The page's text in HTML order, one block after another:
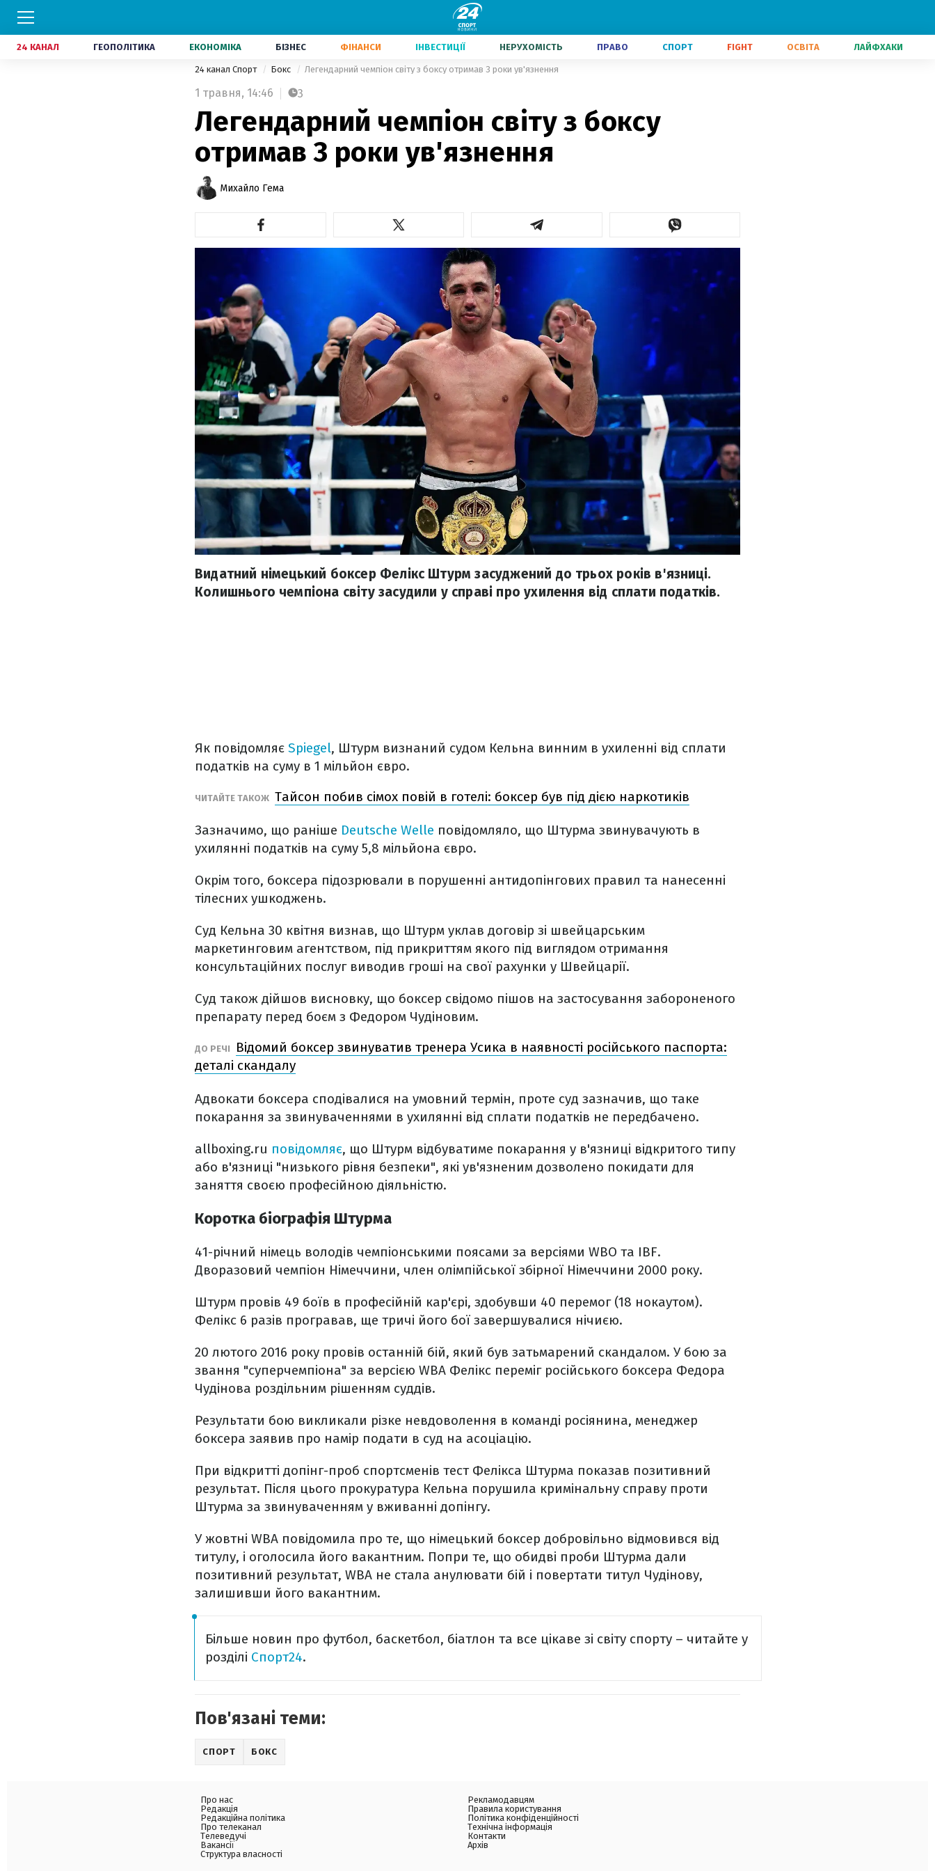
24 КАНАЛ ГЕОПОЛІТИКА ЕКОНОМІКА БІЗНЕС ФІНАНСИ ІНВЕСТИЦІЇ НЕРУХОМІСТЬ ПРАВО СПОРТ FIGHT ОСВІТА ЛАЙФХАКИ
24 канал Спорт Бокс Легендарний чемпіон світу з боксу отримав 3 роки ув'язнення
1 травня, 14:46 3
Легендарний чемпіон світу з боксу
отримав 3 роки ув'язнення
Михайло Гема
Видатний німецький боксер Фелікс Штурм засуджений до трьох років в'язниці.
Колишнього чемпіона світу засудили у справі про ухилення від сплати податків.
Як повідомляє Spiegel, Штурм визнаний судом Кельна винним в ухиленні від сплати
податків на суму в 1 мільйон євро.
ЧИТАЙТЕ ТАКОЖ Тайсон побив сімох повій в готелі: боксер був під дією наркотиків
Зазначимо, що раніше Deutsche Welle повідомляло, що Штурма звинувачують в
ухилянні податків на суму 5,8 мільйона євро.
Окрім того, боксера підозрювали в порушенні антидопінгових правил та нанесенні
тілесних ушкоджень.
Суд Кельна 30 квітня визнав, що Штурм уклав договір зі швейцарським
маркетинговим агентством, під прикриттям якого під виглядом отримання
консультаційних послуг виводив гроші на свої рахунки у Швейцарії.
Суд також дійшов висновку, що боксер свідомо пішов на застосування забороненого
препарату перед боєм з Федором Чудіновим.
ДО РЕЧІ
Відомий боксер звинуватив тренера Усика в наявності російського паспорта:
деталі скандалу
Адвокати боксера сподівалися на умовний термін, проте суд зазначив, що таке
покарання за звинуваченнями в ухилянні від сплати податків не передбачено.
allboxing.ru повідомляє, що Штурм відбуватиме покарання у в'язниці відкритого типу
або в'язниці "низького рівня безпеки", які ув'язненим дозволено покидати ​​для
заняття своєю професійною діяльністю.
Коротка біографія Штурма
41-річний німець володів чемпіонськими поясами за версіями WBO та IBF.
Дворазовий чемпіон Німеччини, член олімпійської збірної Німеччини 2000 року.
Штурм провів 49 боїв в професійній кар'єрі, здобувши 40 перемог (18 нокаутом).
Фелікс 6 разів програвав, ще тричі його бої завершувалися нічиєю.
20 лютого 2016 року провів останній бій, який був затьмарений скандалом. У бою за
звання "суперчемпіона" за версією WBA Фелікс переміг російського боксера Федора
Чудінова роздільним рішенням суддів.
Результати бою викликали різке невдоволення в команді росіянина, менеджер
боксера заявив про намір подати в суд на асоціацію.
При відкритті допінг-проб спортсменів тест Фелікса Штурма показав позитивний
результат. Після цього прокуратура Кельна порушила кримінальну справу проти
Штурма за звинуваченням у вживанні допінгу.
У жовтні WBA повідомила про те, що німецький боксер добровільно відмовився від
титулу, і оголосила його вакантним. Попри те, що обидві проби Штурма дали
позитивний результат, WBA не стала анулювати бій і повертати титул Чудінову,
залишивши його вакантним.
Більше новин про футбол, баскетбол, біатлон та все цікаве зі світу спорту – читайте у
розділі Спорт24.
Пов'язані теми:
СПОРТ БОКС
Про нас
Редакція
Редакційна політика
Про телеканал
Телеведучі
Вакансії
Структура власності
Рекламодавцям
Правила користування
Політика конфіденційності
Технічна інформація
Контакти
Архів